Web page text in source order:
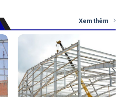
Xem thêm